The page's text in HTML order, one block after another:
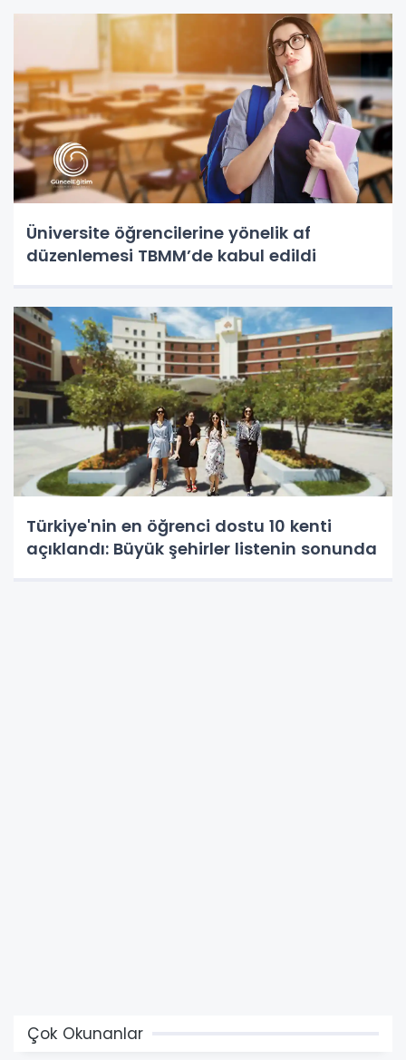
Üniversite öğrencilerine yönelik af
düzenlemesi TBMM’de kabul edildi
Türkiye'nin en öğrenci dostu 10 kenti
açıklandı: Büyük şehirler listenin sonunda
Çok Okunanlar